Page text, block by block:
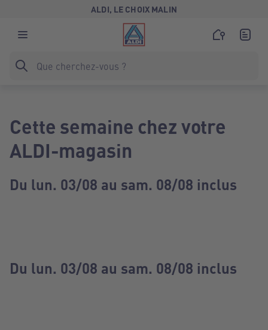
ALDI, LE CHOIX MALIN
Cette semaine chez votre
ALDI-magasin
Du lun. 03/08 au sam. 08/08 inclus
Du lun. 03/08 au sam. 08/08 inclus